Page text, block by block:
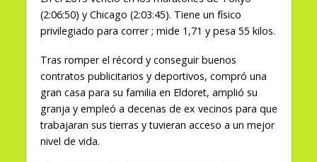
(2:06:50) y Chicago (2:03:45). Tiene un físico
privilegiado para correr ; mide 1,71 y pesa 55 kilos.
Tras romper el récord y conseguir buenos
contratos publicitarios y deportivos, compró una
gran casa para su familia en Eldoret, amplió su
granja y empleó a decenas de ex vecinos para que
trabajaran sus tierras y tuvieran acceso a un mejor
nivel de vida.